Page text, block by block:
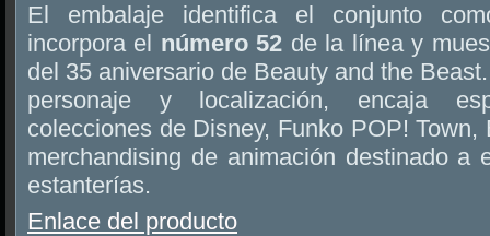
El embalaje identifica el conjunto
incorpora el número 52 de la línea y
del 35 aniversario de Beauty and the
personaje y localización, encaja
colecciones de Disney, Funko POP!
merchandising de animación destinado a
estanterías.
Enlace del producto